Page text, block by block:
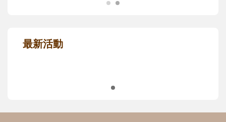
最新活動